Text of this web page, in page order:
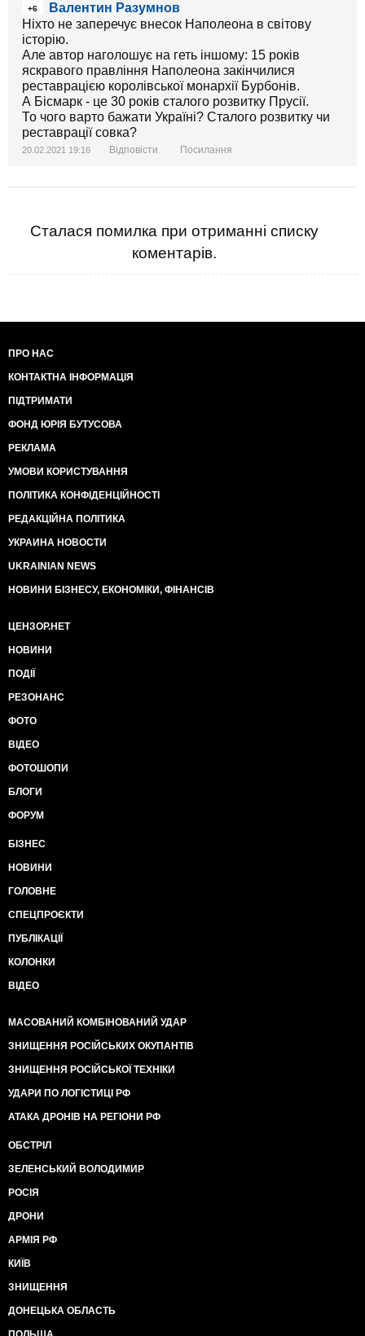
+6
Валентин Разумнов
Ніхто не заперечує внесок Наполеона в світову
історію.
Але автор наголошує на геть іншому: 15 років
яскравого правління Наполеона закінчилися
реставрацією королівської монархії Бурбонів.
А Бісмарк - це 30 років сталого розвитку Прусії.
То чого варто бажати Україні? Сталого розвитку чи
реставрації совка?
20.02.2021 19:16 Відповісти Посилання
Сталася помилка при отриманні списку
коментарів.
ПРО НАС
КОНТАКТНА ІНФОРМАЦІЯ
ПІДТРИМАТИ
ФОНД ЮРІЯ БУТУСОВА
РЕКЛАМА
УМОВИ КОРИСТУВАННЯ
ПОЛІТИКА КОНФІДЕНЦІЙНОСТІ
РЕДАКЦІЙНА ПОЛІТИКА
УКРАИНА НОВОСТИ
UKRAINIAN NEWS
НОВИНИ БІЗНЕСУ, ЕКОНОМІКИ, ФІНАНСІВ
ЦЕНЗОР.НЕТ
НОВИНИ
ПОДІЇ
РЕЗОНАНС
ФОТО
ВІДЕО
ФОТОШОПИ
БЛОГИ
ФОРУМ
БІЗНЕС
НОВИНИ
ГОЛОВНЕ
СПЕЦПРОЄКТИ
ПУБЛІКАЦІЇ
КОЛОНКИ
ВІДЕО
МАСОВАНИЙ КОМБІНОВАНИЙ УДАР
ЗНИЩЕННЯ РОСІЙСЬКИХ ОКУПАНТІВ
ЗНИЩЕННЯ РОСІЙСЬКОЇ ТЕХНІКИ
УДАРИ ПО ЛОГІСТИЦІ РФ
АТАКА ДРОНІВ НА РЕГІОНИ РФ
ОБСТРІЛ
ЗЕЛЕНСЬКИЙ ВОЛОДИМИР
РОСІЯ
ДРОНИ
АРМІЯ РФ
КИЇВ
ЗНИЩЕННЯ
ДОНЕЦЬКА ОБЛАСТЬ